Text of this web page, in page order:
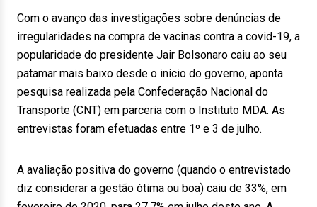
Com o avanço das investigações sobre denúncias de
irregularidades na compra de vacinas contra a covid-19, a
popularidade do presidente Jair Bolsonaro caiu ao seu
patamar mais baixo desde o início do governo, aponta
pesquisa realizada pela Confederação Nacional do
Transporte (CNT) em parceria com o Instituto MDA. As
entrevistas foram efetuadas entre 1º e 3 de julho.
A avaliação positiva do governo (quando o entrevistado
diz considerar a gestão ótima ou boa) caiu de 33%, em